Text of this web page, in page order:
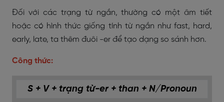
Đối với các trạng từ ngắn, thường có một âm tiết
hoặc có hình thức giống tính từ ngắn như fast, hard,
early, late, ta thêm đuôi -er để tạo dạng so sánh hơn.
Công thức:
S + V + trạng từ-er + than + N/Pronoun